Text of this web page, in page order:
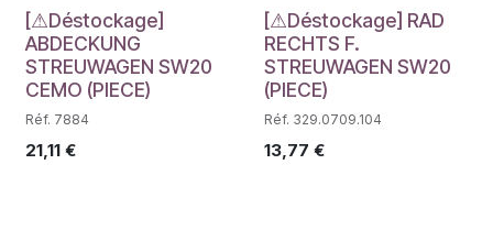
Déstockage
[⚠Déstockage]
ABDECKUNG
STREUWAGEN SW20
CEMO (PIECE)
Réf. 7884
21,11 €
Déstockage
[⚠Déstockage] RAD
RECHTS F.
STREUWAGEN SW20
(PIECE)
Réf. 329.0709.104
13,77 €